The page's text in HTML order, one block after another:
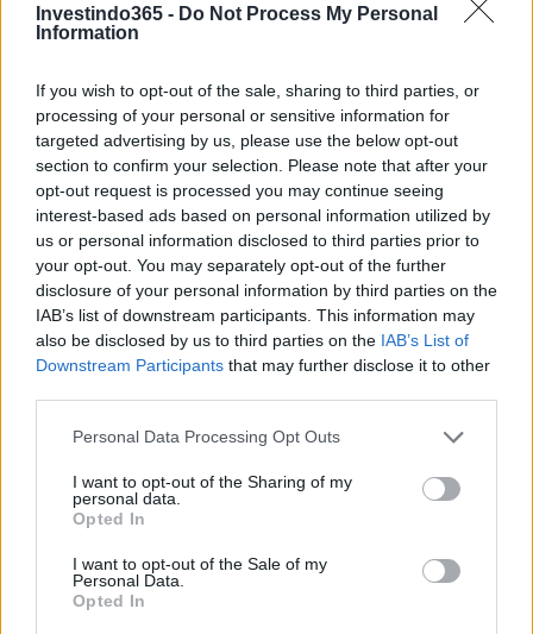
Investindo365 - Do Not Process My Personal
Information
If you wish to opt-out of the sale, sharing to third parties, or
processing of your personal or sensitive information for
targeted advertising by us, please use the below opt-out
section to confirm your selection. Please note that after your
opt-out request is processed you may continue seeing
interest-based ads based on personal information utilized by
us or personal information disclosed to third parties prior to
your opt-out. You may separately opt-out of the further
disclosure of your personal information by third parties on the
IAB’s list of downstream participants. This information may
also be disclosed by us to third parties on the IAB’s List of
Downstream Participants that may further disclose it to other
Please note that this website/app uses one or more Google
not limited to your visit or usage behaviour. You may click to
grant or deny consent to Google and its third-party tags to
use your data for below specified purposes in below Google
consent section.
Personal Data Processing Opt Outs
I want to opt-out of the Sharing of my
personal data.
Opted In
I want to opt-out of the Sale of my
Personal Data.
Opted In
Continue lendo
NÃO CLASSIFICADO